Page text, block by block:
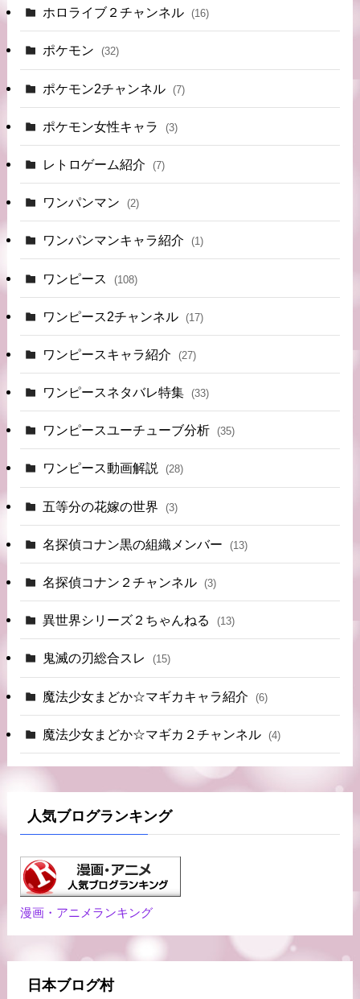
ホロライブ２チャンネル (16)
ポケモン (32)
ポケモン2チャンネル (7)
ポケモン女性キャラ (3)
レトロゲーム紹介 (7)
ワンパンマン (2)
ワンパンマンキャラ紹介 (1)
ワンピース (108)
ワンピース2チャンネル (17)
ワンピースキャラ紹介 (27)
ワンピースネタバレ特集 (33)
ワンピースユーチューブ分析 (35)
ワンピース動画解説 (28)
五等分の花嫁の世界 (3)
名探偵コナン黒の組織メンバー (13)
名探偵コナン２チャンネル (3)
異世界シリーズ２ちゃんねる (13)
鬼滅の刃総合スレ (15)
魔法少女まどか☆マギカキャラ紹介 (6)
魔法少女まどか☆マギカ２チャンネル (4)
人気ブログランキング
漫画・アニメランキング
日本ブログ村